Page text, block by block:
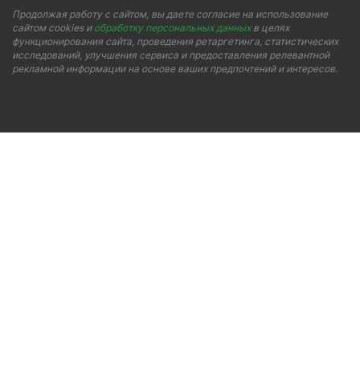
Продолжая работу с сайтом, вы даете согласие на использование
сайтом cookies и обработку персональных данныхв целях
функционирования сайта, проведения ретаргетинга, статистических
исследований, улучшения сервиса и предоставления релевантной
рекламной информации на основе ваших предпочтений и интересов.